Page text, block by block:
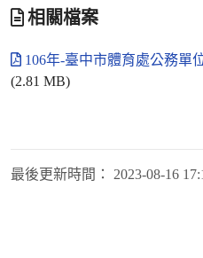
相關檔案
106年-臺中市體育處公務單
(2.81 MB)
最後更新時間： 2023-08-16